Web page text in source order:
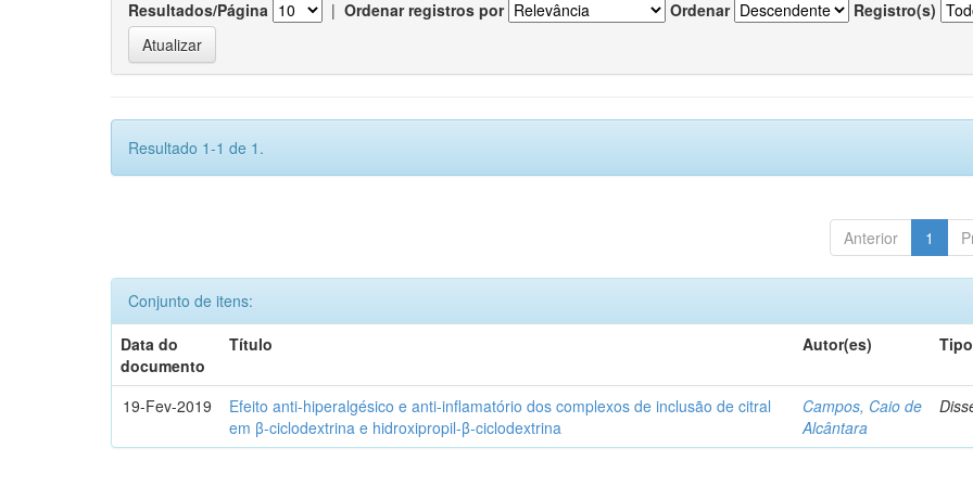
Resultados/Página | Ordenar registros por Ordenar Registro(s)
Resultado 1-1 de 1.
Anterior 1
Conjunto de itens:
Data do
documento
Título Autor(es) Tipo
19-Fev-2019
Efeito anti-hiperalgésico e anti-inflamatório dos complexos de inclusão de citral
em β-ciclodextrina e hidroxipropil-β-ciclodextrina
Campos, Caio de
Alcântara